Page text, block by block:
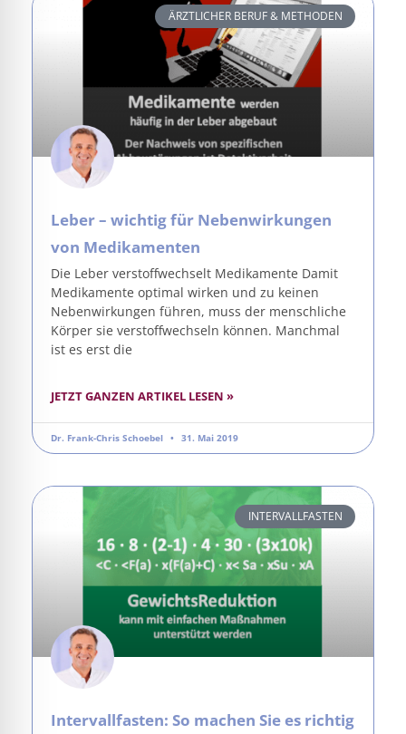
ÄRZTLICHER BERUF & METHODEN
Leber – wichtig für Nebenwirkungen
von Medikamenten
Die Leber verstoffwechselt Medikamente Damit
Medikamente optimal wirken und zu keinen
Nebenwirkungen führen, muss der menschliche
Körper sie verstoffwechseln können. Manchmal
ist es erst die
JETZT GANZEN ARTIKEL LESEN »
Dr. Frank-Chris Schoebel 31. Mai 2019
INTERVALLFASTEN
Intervallfasten: So machen Sie es richtig